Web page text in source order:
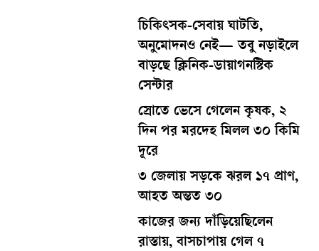
চিকিৎসক-সেবায় ঘাটতি,
অনুমোদনও নেই— তবু নড়াইলে
বাড়ছে ক্লিনিক-ডায়াগনস্টিক
সেন্টার
স্রোতে ভেসে গেলেন কৃষক, ২
দিন পর মরদেহ মিলল ৩০ কিমি
দূরে
৩ জেলায় সড়কে ঝরল ১৭ প্রাণ,
আহত অন্তত ৩০
কাজের জন্য দাঁড়িয়েছিলেন
রাস্তায়, বাসচাপায় গেল ৭